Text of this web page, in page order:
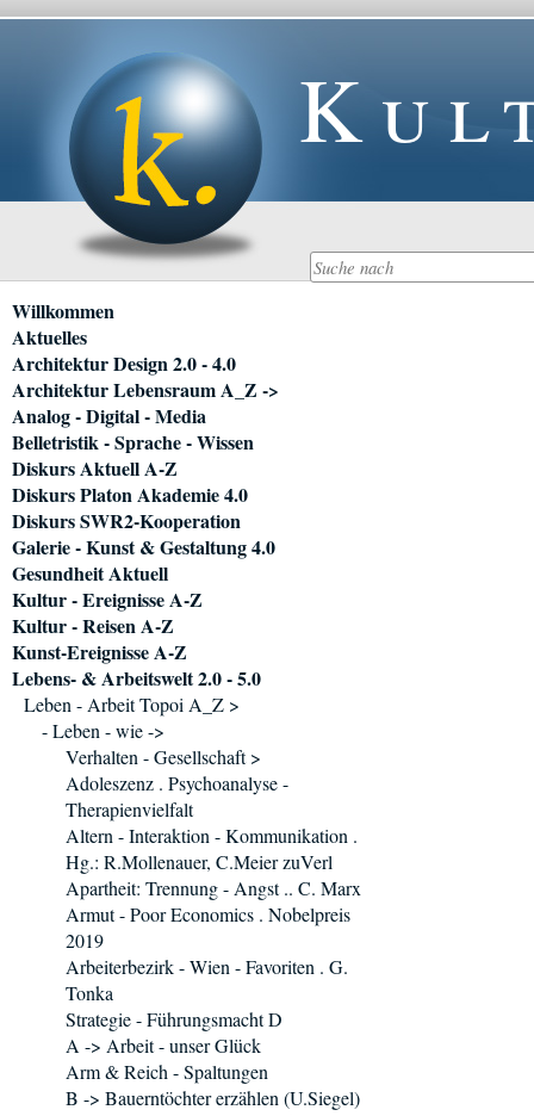
Navigation
überspringen
Willkommen
Aktuelles
Architektur Design 2.0 - 4.0
Architektur Lebensraum A_Z ->
Analog - Digital - Media
Belletristik - Sprache - Wissen
Diskurs Aktuell A-Z
Diskurs Platon Akademie 4.0
Diskurs SWR2-Kooperation
Galerie - Kunst & Gestaltung 4.0
Gesundheit Aktuell
Kultur - Ereignisse A-Z
Kultur - Reisen A-Z
Kunst-Ereignisse A-Z
Lebens- & Arbeitswelt 2.0 - 5.0
Leben - Arbeit Topoi A_Z >
- Leben - wie ->
Verhalten - Gesellschaft >
Adoleszenz . Psychoanalyse -
Therapienvielfalt
Altern - Interaktion - Kommunikation .
Hg.: R.Mollenauer, C.Meier zuVerl
Apartheit: Trennung - Angst .. C. Marx
Armut - Poor Economics . Nobelpreis
2019
Arbeiterbezirk - Wien - Favoriten . G.
Tonka
Strategie - Führungsmacht D
A -> Arbeit - unser Glück
Arm & Reich - Spaltungen
B -> Bauerntöchter erzählen (U.Siegel)